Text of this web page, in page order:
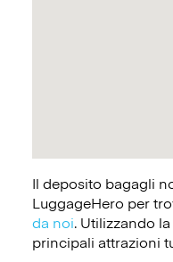
Il deposito bagagli
LuggageHero per
da noi. Utilizzando
principali attrazioni